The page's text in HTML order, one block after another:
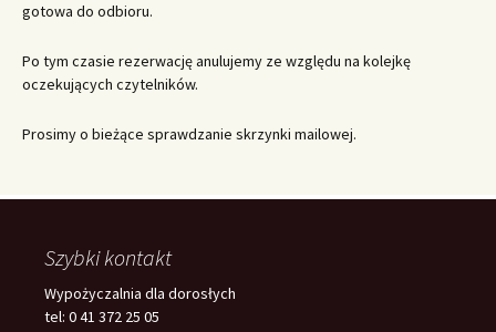
gotowa do odbioru.
Po tym czasie rezerwację anulujemy ze względu na kolejkę
oczekujących czytelników.
Prosimy o bieżące sprawdzanie skrzynki mailowej.
Szybki kontakt
Wypożyczalnia dla dorosłych
tel: 0 41 372 25 05